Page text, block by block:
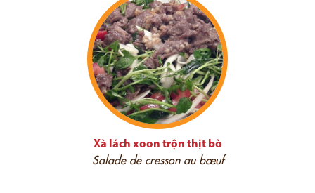
Xà lách xoon trộn thịt bò
Salade de cresson au bœuf